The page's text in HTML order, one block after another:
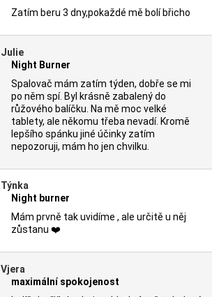
Zatím beru 3 dny,pokaždé mě bolí břicho
Julie
Night Burner
Spalovač mám zatím týden, dobře se mi
po něm spí. Byl krásně zabalený do
růžového balíčku. Na mě moc velké
tablety, ale někomu třeba nevadí. Kromě
lepšího spánku jiné účinky zatím
nepozoruji, mám ho jen chvilku.
Týnka
Night burner
Mám prvně tak uvidíme , ale určitě u něj
zůstanu ❤️
Vjera
maximální spokojenost